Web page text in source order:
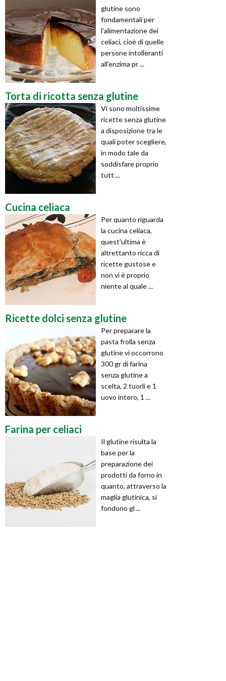
glutine sono
fondamentali per
l'alimentazione dei
celiaci, cioè di quelle
persone intolleranti
all'enzima pr ...
Torta di ricotta senza glutine
Vi sono moltissime
ricette senza glutine
a disposizione tra le
quali poter scegliere,
in modo tale da
soddisfare proprio
tutt ...
Cucina celiaca
Per quanto riguarda
la cucina celiaca,
quest'ultima è
altrettanto ricca di
ricette gustose e
non vi è proprio
niente al quale ...
Ricette dolci senza glutine
Per preparare la
pasta frolla senza
glutine vi occorrono
300 gr di farina
senza glutine a
scelta, 2 tuorli e 1
uovo intero, 1 ...
Farina per celiaci
Il glutine risulta la
base per la
preparazione dei
prodotti da forno in
quanto, attraverso la
maglia glutinica, si
fondono gl ...